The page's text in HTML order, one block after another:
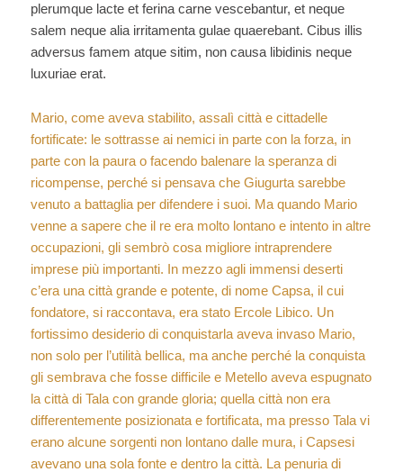
plerumque lacte et ferina carne vescebantur, et neque
salem neque alia irritamenta gulae quaerebant. Cibus illis
adversus famem atque sitim, non causa libidinis neque
luxuriae erat.
Mario, come aveva stabilito, assalì città e cittadelle
fortificate: le sottrasse ai nemici in parte con la forza, in
parte con la paura o facendo balenare la speranza di
ricompense, perché si pensava che Giugurta sarebbe
venuto a battaglia per difendere i suoi. Ma quando Mario
venne a sapere che il re era molto lontano e intento in altre
occupazioni, gli sembrò cosa migliore intraprendere
imprese più importanti. In mezzo agli immensi deserti
c’era una città grande e potente, di nome Capsa, il cui
fondatore, si raccontava, era stato Ercole Libico. Un
fortissimo desiderio di conquistarla aveva invaso Mario,
non solo per l’utilità bellica, ma anche perché la conquista
gli sembrava che fosse difficile e Metello aveva espugnato
la città di Tala con grande gloria; quella città non era
differentemente posizionata e fortificata, ma presso Tala vi
erano alcune sorgenti non lontano dalle mura, i Capsesi
avevano una sola fonte e dentro la città. La penuria di